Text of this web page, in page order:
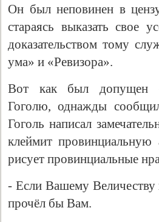
Он был неповинен в
стараясь выказать
доказательством тому
ума» и «Ревизора».
Вот как был допущен
Гоголю, однажды
Гоголь написал
клеймит
рисует провинциальные
- Если Вашему Величеству
прочёл бы Вам.